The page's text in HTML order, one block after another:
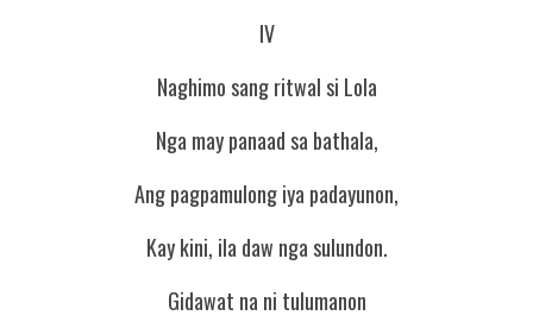
IV
Naghimo sang ritwal si Lola
Nga may panaad sa bathala,
Ang pagpamulong iya padayunon,
Kay kini, ila daw nga sulundon.
Gidawat na ni tulumanon